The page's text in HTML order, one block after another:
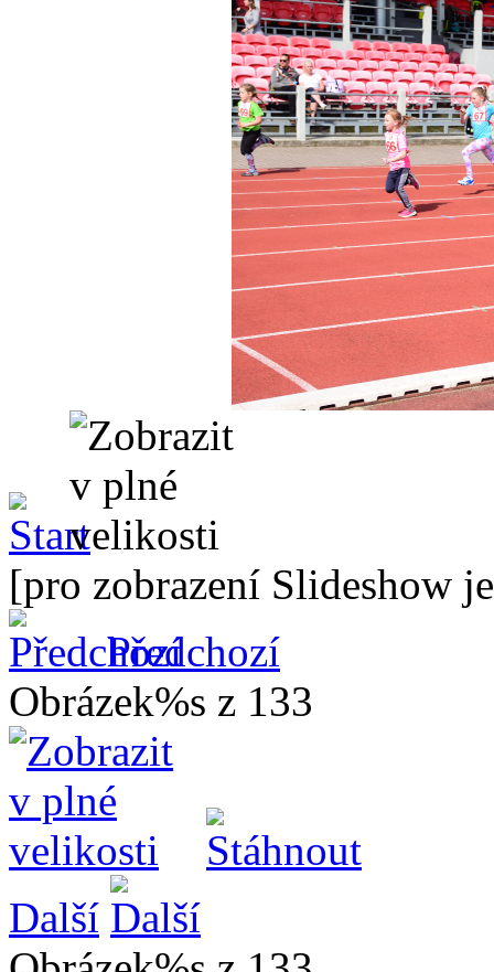
[pro zobrazení Slideshow
Předchozí
Obrázek%s z 133
Další